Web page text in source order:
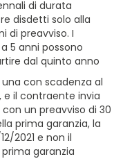
di durata
disdetti solo alla
di preavviso. I
5 anni possono
dal quinto anno
con scadenza al
e il contraente invia
un preavviso di 30
prima garanzia, la
2021 e non il
garanzia